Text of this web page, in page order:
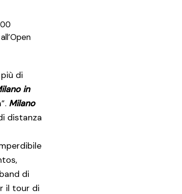
di
in
Milano
distanza
di
il tour di